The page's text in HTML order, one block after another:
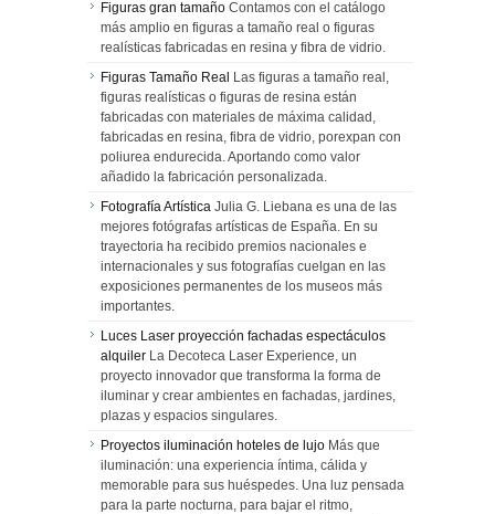
Figuras gran tamaño Contamos con el catálogo
más amplio en figuras a tamaño real o figuras
realísticas fabricadas en resina y fibra de vidrio.
Figuras Tamaño Real Las figuras a tamaño real,
figuras realísticas o figuras de resina están
fabricadas con materiales de máxima calidad,
fabricadas en resina, fibra de vidrio, porexpan con
poliurea endurecida. Aportando como valor
añadido la fabricación personalizada.
Fotografía Artística Julia G. Liebana es una de las
mejores fotógrafas artísticas de España. En su
trayectoria ha recibido premios nacionales e
internacionales y sus fotografías cuelgan en las
exposiciones permanentes de los museos más
importantes.
Luces Laser proyección fachadas espectáculos
alquiler La Decoteca Laser Experience, un
proyecto innovador que transforma la forma de
iluminar y crear ambientes en fachadas, jardines,
plazas y espacios singulares.
Proyectos iluminación hoteles de lujo Más que
iluminación: una experiencia íntima, cálida y
memorable para sus huéspedes. Una luz pensada
para la parte nocturna, para bajar el ritmo,